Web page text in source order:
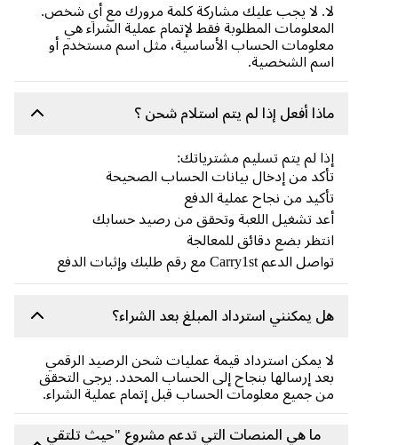
لا. لا يجب عليك مشاركة كلمة مرورك مع أي شخص.
المعلومات المطلوبة فقط لإتمام عملية الشراء هي
معلومات الحساب الأساسية، مثل اسم مستخدم أو
اسم الشخصية.
ماذا أفعل إذا لم يتم استلام شحن ؟
إذا لم يتم تسليم مشترياتك:
تأكد من إدخال بيانات الحساب الصحيحة
تأكيد من نجاح عملية الدفع
أعد تشغيل اللعبة وتحقق من رصيد حسابك
انتظر بضع دقائق للمعالجة
تواصل الدعم Carry1st مع رقم طلبك وإثبات الدفع
هل يمكنني استرداد المبلغ بعد الشراء؟
لا يمكن استرداد قيمة عمليات شحن الرصيد الرقمي
بعد إرسالها بنجاح إلى الحساب المحدد. يرجى التحقق
من جميع معلومات الحساب قبل إتمام عملية الشراء.
ما هي المنصات التي تدعم مشروع "حيث تلتقي